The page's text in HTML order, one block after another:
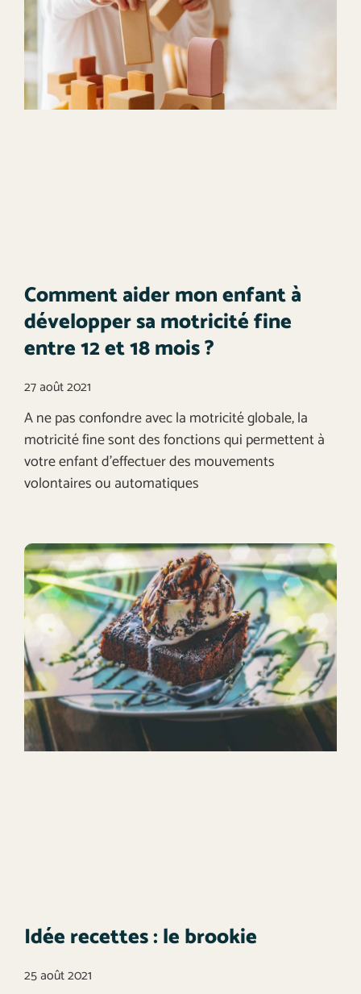
Comment aider mon enfant à
développer sa motricité fine
entre 12 et 18 mois ?
27 août 2021
A ne pas confondre avec la motricité globale, la
motricité fine sont des fonctions qui permettent à
votre enfant d’effectuer des mouvements
volontaires ou automatiques
Idée recettes : le brookie
25 août 2021